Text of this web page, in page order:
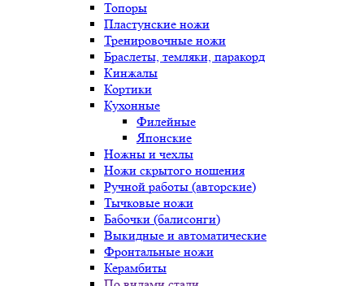
Топоры
Пластунские ножи
Тренировочные ножи
Браслеты, темляки, паракорд
Кинжалы
Кортики
Кухонные
Филейные
Японские
Ножны и чехлы
Ножи скрытого ношения
Ручной работы (авторские)
Тычковые ножи
Бабочки (балисонги)
Выкидные и автоматические
Фронтальные ножи
Керамбиты